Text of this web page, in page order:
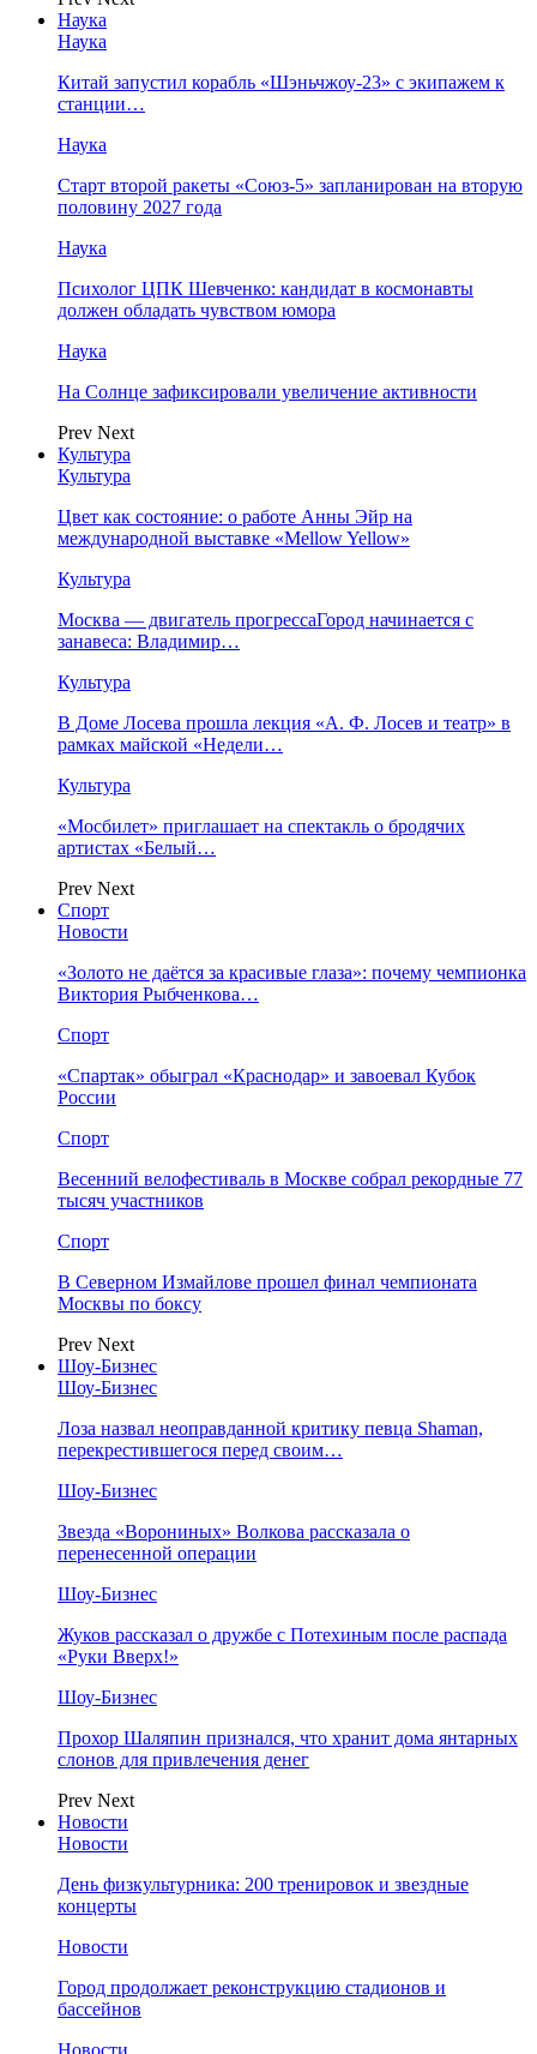
Наука
Наука
Китай запустил корабль «Шэньчжоу-23» с экипажем к
станции…
Наука
Старт второй ракеты «Союз-5» запланирован на вторую
половину 2027 года
Наука
Психолог ЦПК Шевченко: кандидат в космонавты
должен обладать чувством юмора
Наука
На Солнце зафиксировали увеличение активности
Prev Next
Культура
Культура
Цвет как состояние: о работе Анны Эйр на
международной выставке «Mellow Yellow»
Культура
Москва — двигатель прогрессаГород начинается с
занавеса: Владимир…
Культура
В Доме Лосева прошла лекция «А. Ф. Лосев и театр» в
рамках майской «Недели…
Культура
«Мосбилет» приглашает на спектакль о бродячих
артистах «Белый…
Prev Next
Спорт
Новости
«Золото не даётся за красивые глаза»: почему чемпионка
Виктория Рыбченкова…
Спорт
«Спартак» обыграл «Краснодар» и завоевал Кубок
России
Спорт
Весенний велофестиваль в Москве собрал рекордные 77
тысяч участников
Спорт
В Северном Измайлове прошел финал чемпионата
Москвы по боксу
Prev Next
Шоу-Бизнес
Шоу-Бизнес
Лоза назвал неоправданной критику певца Shaman,
перекрестившегося перед своим…
Шоу-Бизнес
Звезда «Ворониных» Волкова рассказала о
перенесенной операции
Шоу-Бизнес
Жуков рассказал о дружбе с Потехиным после распада
«Руки Вверх!»
Шоу-Бизнес
Прохор Шаляпин признался, что хранит дома янтарных
слонов для привлечения денег
Prev Next
Новости
Новости
День физкультурника: 200 тренировок и звездные
концерты
Новости
Город продолжает реконструкцию стадионов и
бассейнов
Новости